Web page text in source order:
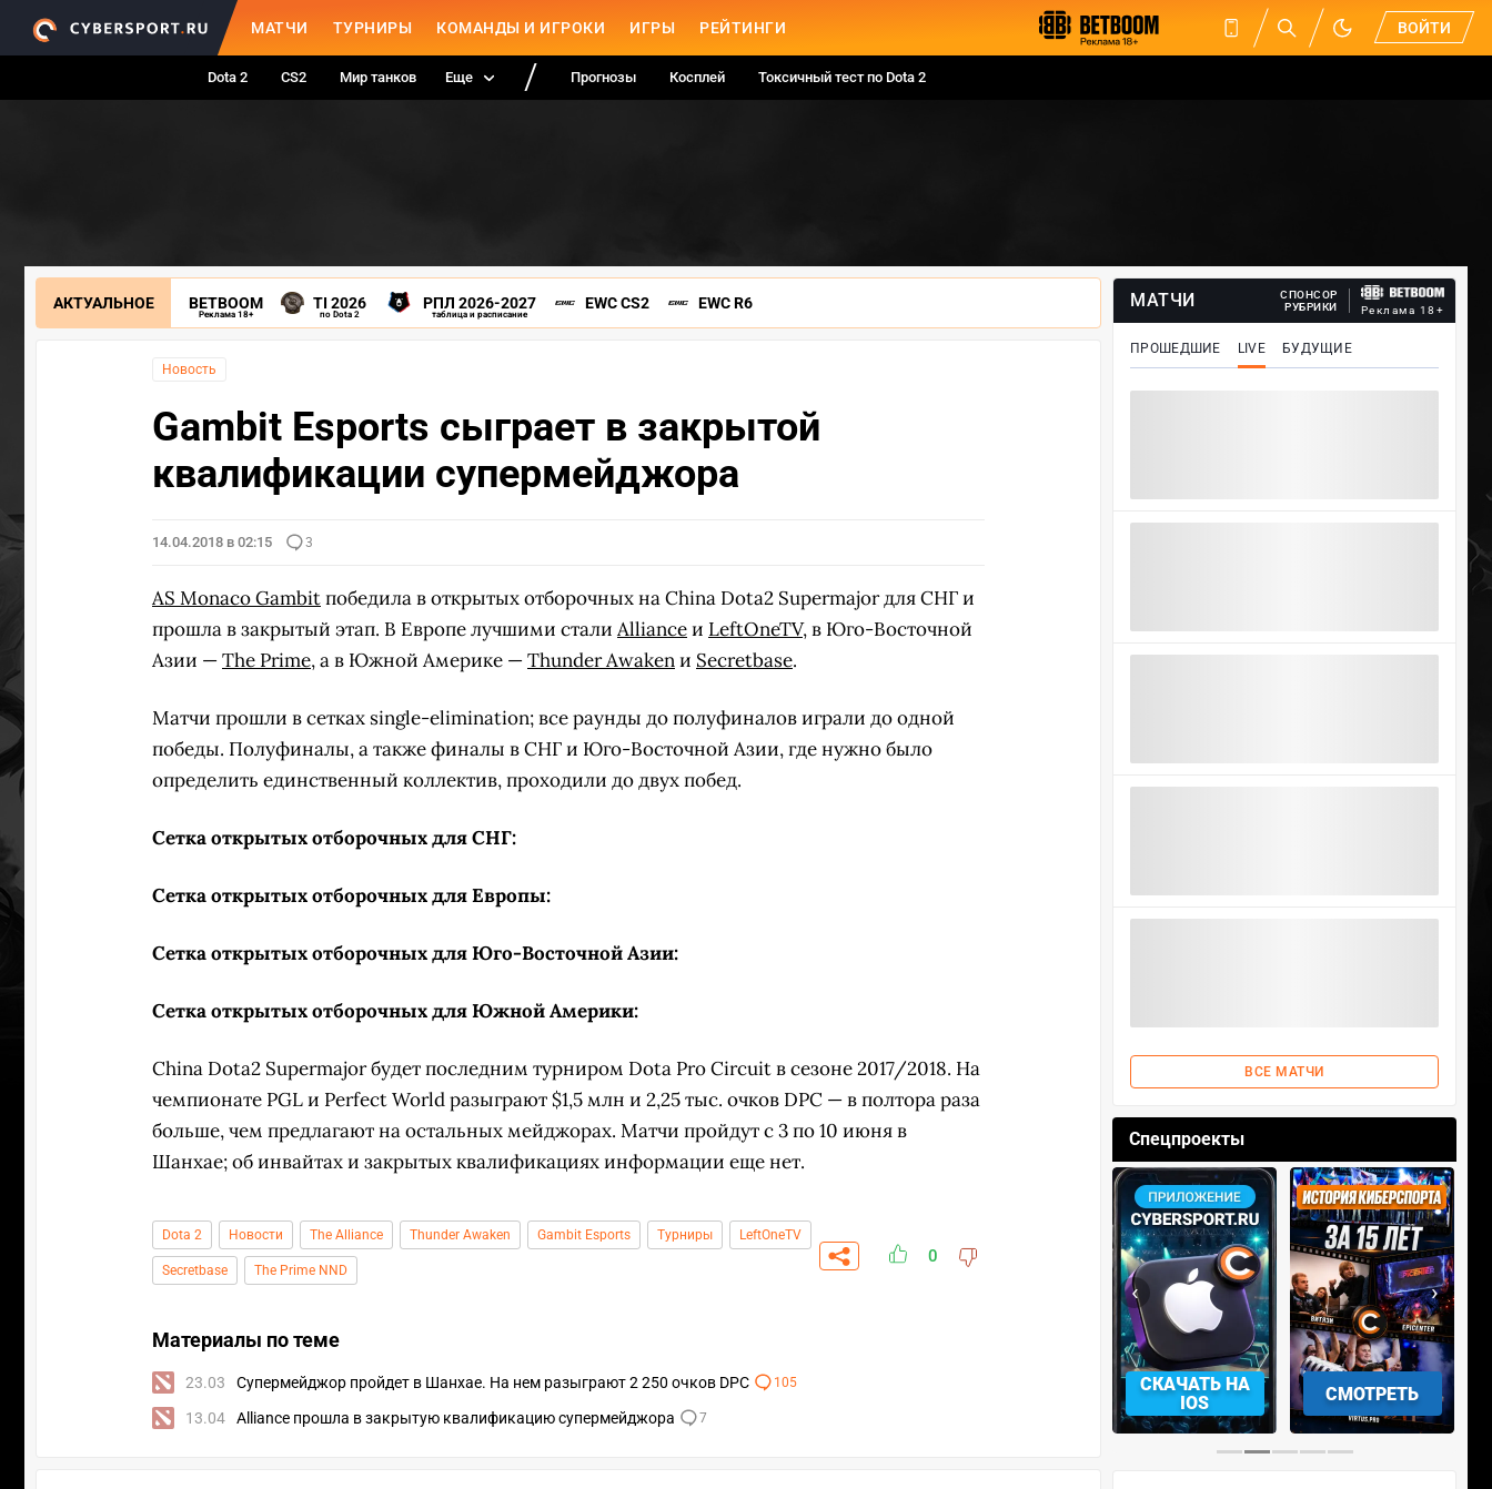
МАТЧИ ТУРНИРЫ КОМАНДЫ И ИГРОКИ ИГРЫ РЕЙТИНГИ ВОЙТИ
Dota 2 CS2 Мир танков Еще Прогнозы Косплей Токсичный тест по Dota 2
АКТУАЛЬНОЕ BETBOOM
Реклама 18+
TI 2026
по Dota 2
РПЛ 2026-2027
таблица и расписание
EWC CS2 EWC R6
Новость
Gambit Esports сыграет в закрытой
квалификации супермейджора
14.04.2018 в 02:15 3
AS Monaco Gambitпобедила в открытых отборочных на China Dota2 Supermajor для СНГ и
прошла в закрытый этап. В Европе лучшими стали Allianceи LeftOneTV, в Юго-Восточной
Азии —The Prime, а в Южной Америке —Thunder Awakenи Secretbase.
Матчи прошли в сетках single-elimination; все раунды до полуфиналов играли до одной
победы. Полуфиналы, а также финалы в СНГ и Юго-Восточной Азии, где нужно было
определить единственный коллектив, проходили до двух побед.
Сетка открытых отборочных для СНГ:
Сетка открытых отборочных для Европы:
Сетка открытых отборочных для Юго-Восточной Азии:
Сетка открытых отборочных для Южной Америки:
China Dota2 Supermajor будет последним турниром Dota Pro Circuit в сезоне 2017/2018. На
чемпионате PGL и Perfect World разыграют $1,5 млн и 2,25 тыс. очков DPC — в полтора раза
больше, чем предлагают на остальных мейджорах. Матчи пройдут с 3 по 10 июня в
Шанхае; об инвайтах и закрытых квалификациях информации еще нет.
Dota 2 Новости The Alliance Thunder Awaken Gambit Esports Турниры LeftOneTV
Secretbase The Prime NND
0
Материалы по теме
23.03 Супермейджор пройдет в Шанхае. На нем разыграют 2 250 очков DPC 105
13.04 Alliance прошла в закрытую квалификацию супермейджора 7
МАТЧИ
СПОНСОР
РУБРИКИ
Реклама 18+
ПРОШЕДШИЕ LIVE БУДУЩИЕ
ВСЕ МАТЧИ
Спецпроекты
УЧАСТВОВАТЬ ЗАБРАТЬ
СКАЧАТЬ НА
СМОТРЕТЬ УЧАСТВОВАТЬ
‹ ›